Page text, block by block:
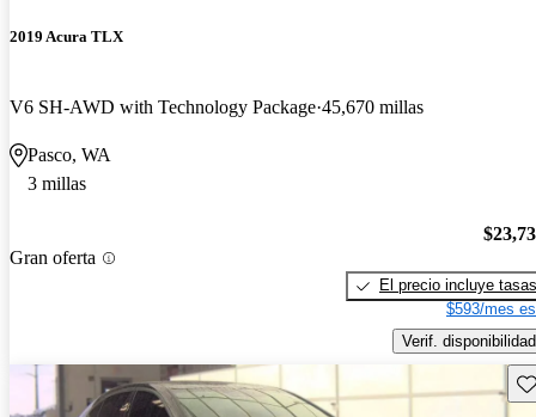
2019 Acura TLX
V6 SH-AWD with Technology Package 45,670 millas
Pasco, WA
3 millas
Gran oferta
El precio incluye tasas
$593/mes
Verif. disponibilidad